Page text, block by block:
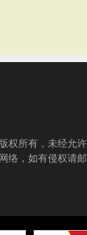
权所有，未经允
络，如有侵权请邮